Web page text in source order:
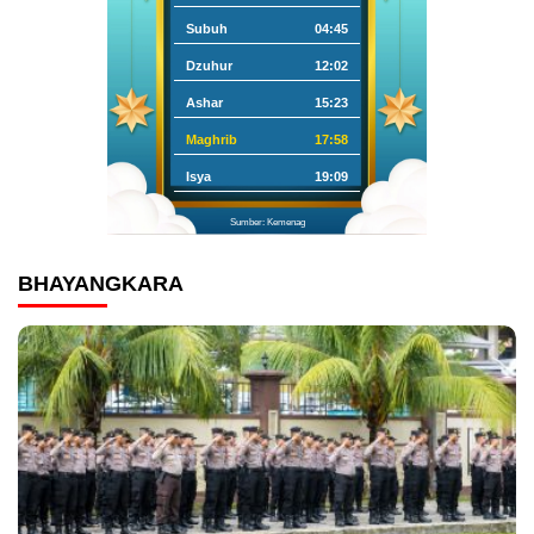
Subuh 04:45
Dzuhur 12:02
Ashar 15:23
Maghrib 17:58
Isya 19:09
Sumber: Kemenag
BHAYANGKARA